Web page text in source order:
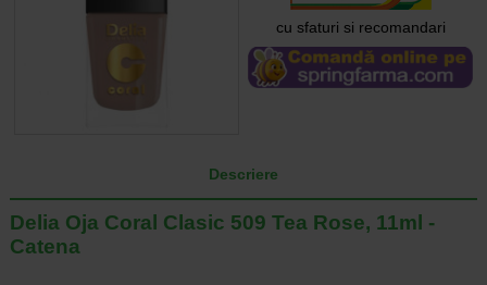
cu sfaturi si recomandari
Descriere
Delia Oja Coral Clasic 509 Tea Rose, 11ml -
Catena